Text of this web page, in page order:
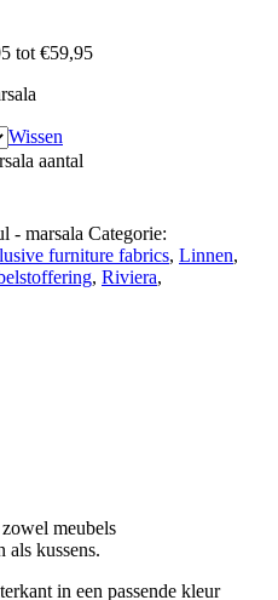
tot €59,95
Wissen
aantal
- marsala Categorie:
furniture fabrics, Linnen,
, Riviera,
meubels
als kussens.
in een passende kleur